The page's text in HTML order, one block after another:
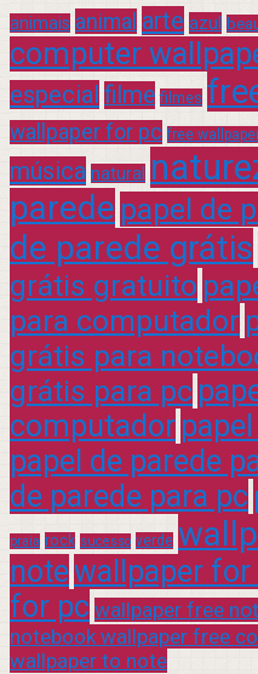
animais animal arte azul
computer
especial filme filmes
wallpaper for pc free
música natural
parede papel de
de parede grátis
grátis gratuito
para computador
grátis para
grátis para pc
computador
papel de parede
de parede para pc
praia rock sucesso verde
notewallpaper for
for pc wallpaper free
notebook wallpaper free
wallpaper to note